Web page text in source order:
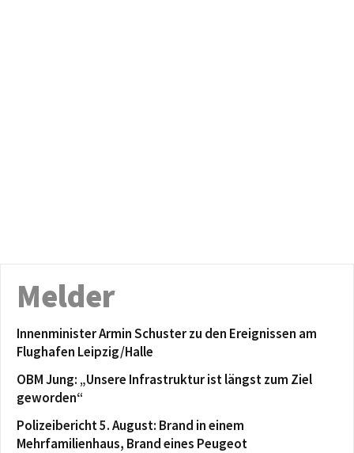
Melder
Innenminister Armin Schuster zu den Ereignissen am
Flughafen Leipzig/Halle
OBM Jung: „Unsere Infrastruktur ist längst zum Ziel
geworden“
Polizeibericht 5. August: Brand in einem
Mehrfamilienhaus, Brand eines Peugeot